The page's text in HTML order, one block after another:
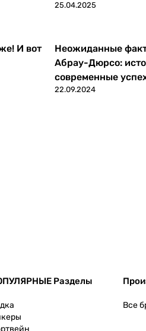
25.04.2025
И вот
Неожиданные
Абрау-Дюрсо:
современные
22.09.2024
Разделы
Все